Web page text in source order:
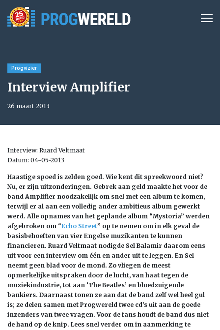
Progvizier
Interview Amplifier
26 maart 2013
Interview: Ruard Veltmaat
Datum: 04-05-2013
Haastige spoed is zelden goed. Wie kent dit spreekwoord niet?
Nu, er zijn uitzonderingen. Gebrek aan geld maakte het voor de
band Amplifier noodzakelijk om snel met een album te komen,
terwijl er al aan een volledig ander ambitieus album gewerkt
werd. Alle opnames van het geplande album “Mystoria” werden
afgebroken om “Echo Street” op te nemen om in elk geval de
basisbehoeften van vier Engelse muzikanten te kunnen
financieren. Ruard Veltmaat nodigde Sel Balamir daarom eens
uit voor een interview om één en ander uit te leggen. En Sel
neemt geen blad voor de mond. Zo vliegen de meest
opmerkelijke uitspraken door de lucht, van haat tegen de
muziekindustrie, tot aan ‘The Beatles’ en bloedzuigende
bankiers. Daarnaast tonen ze aan dat de band zelf wel heel gul
is; ze delen samen met Progwereld twee cd’s uit aan de goede
inzenders van twee vragen. Voor de fans houdt de band dus niet
de hand op de knip. Lees snel verder om in aanmerking te